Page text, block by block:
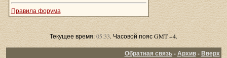
Правила форума
Текущее время:05:33. Часовой пояс GMT +4.
Обратная связь-Архив-Вверх